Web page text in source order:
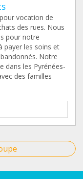
vocation de
des rues. Nous
pour notre
payer les soins et
Notre
dans les Pyrénées-
des familles